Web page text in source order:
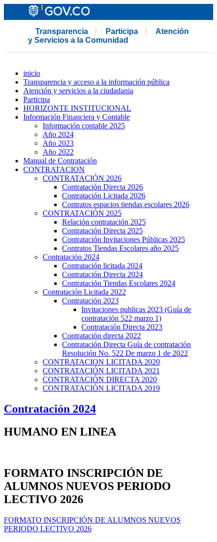
Transparencia Participa
Atención
y Servicios a la Comunidad
inicio
Transparencia y acceso a la información pública
Atención y servicios a la ciudadania
Participa
HORIZONTE INSTITUCIONAL
Información Financiera y Contable
Información contable 2025
Año 2024
Año 2023
Año 2022
Manual de Contratación
CONTRATACION
CONTRATACIÓN 2026
Contratación Directa 2026
Contratación Licitada 2026
Contratos espacios tiendas escolares 2026
CONTRATACIÓN 2025
Relación contratación 2025
Contratación Directa 2025
Contratación Invitaciones Públicas 2025
Contratos Tiendas Escolares año 2025
Contratación 2024
Contratación licitada 2024
Contratación Directa 2024
Contratación Tiendas Escolares 2024
Contratación Licitada 2022
Contratación 2023
Invitaciones publicas 2023 (Guía de
contratación 522 marzo 1)
Contratación Directa 2023
Contratación directa 2022
Contratación Directa Guía de contratación
Resolución No. 522 De marzo 1 de 2022
CONTRATACION LICITADA 2020
CONTRATACIÓN LICITADA 2021
CONTRATACIÓN DIRECTA 2020
CONTRATACIÓN LICITADA 2019
Contratación 2024
HUMANO EN LINEA
FORMATO INSCRIPCIÓN DE
ALUMNOS NUEVOS PERIODO
LECTIVO 2026
FORMATO INSCRIPCIÓN DE ALUMNOS NUEVOS
PERIODO LECTIVO 2026